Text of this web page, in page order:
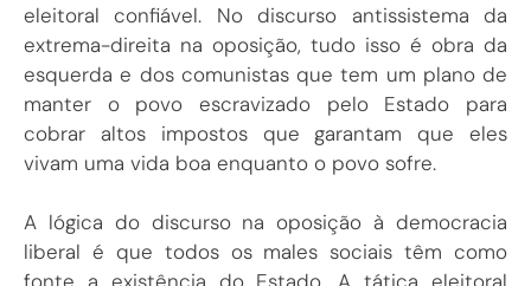
eleitoral confiável. No discurso antissistema da
extrema-direita na oposição, tudo isso é obra da
esquerda e dos comunistas que tem um plano de
manter o povo escravizado pelo Estado para
cobrar altos impostos que garantam que eles
vivam uma vida boa enquanto o povo sofre.
A lógica do discurso na oposição à democracia
liberal é que todos os males sociais têm como